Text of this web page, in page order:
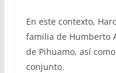
En este contexto,
familia de Humberto
de Pihuamo, así
conjunto.